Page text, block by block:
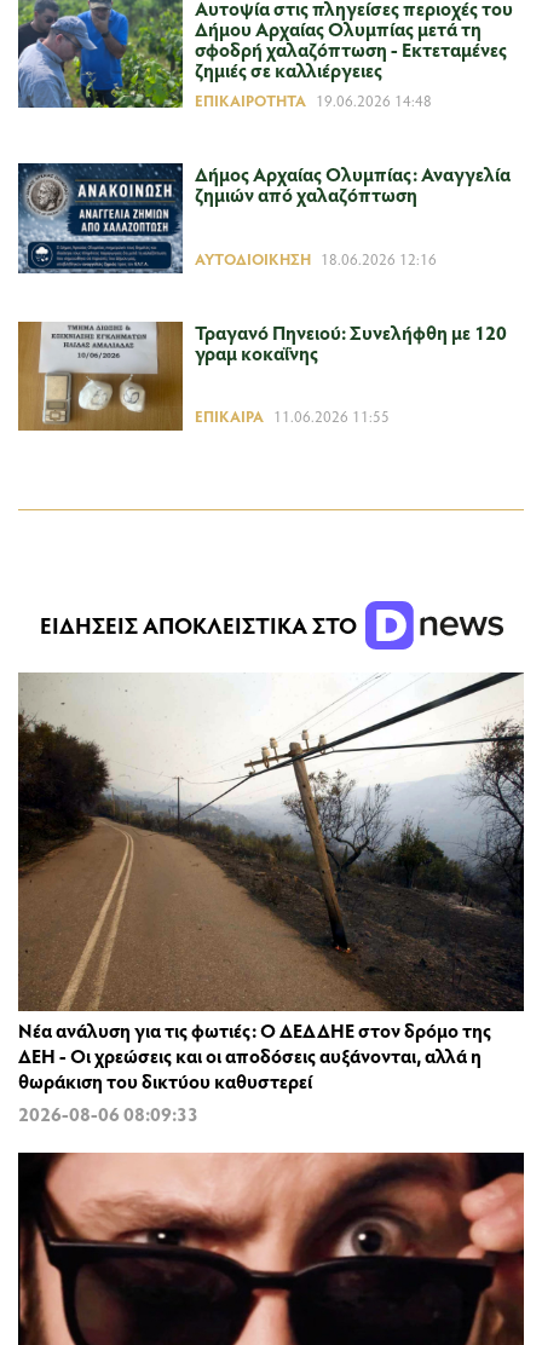
Αυτοψία στις πληγείσες περιοχές του
Δήμου Αρχαίας Ολυμπίας μετά τη
σφοδρή χαλαζόπτωση - Εκτεταμένες
ζημιές σε καλλιέργειες
ΕΠΙΚΑΙΡΌΤΗΤΑ 19.06.2026 14:48
Δήμος Αρχαίας Ολυμπίας: Αναγγελία
ζημιών από χαλαζόπτωση
ΑΥΤΟΔΙΟΊΚΗΣΗ 18.06.2026 12:16
Τραγανό Πηνειού: Συνελήφθη με 120
γραμ κοκαΐνης
ΕΠΊΚΑΙΡΑ 11.06.2026 11:55
ΕΙΔΗΣΕΙΣ ΑΠΟΚΛΕΙΣΤΙΚΑ ΣΤΟ
Νέα ανάλυση για τις φωτιές: Ο ΔΕΔΔΗΕ στον δρόμο της
ΔΕΗ - Οι χρεώσεις και οι αποδόσεις αυξάνονται, αλλά η
θωράκιση του δικτύου καθυστερεί
2026-08-06 08:09:33